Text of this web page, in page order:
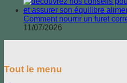
Comment nourrir un furet
11/07/2026
Tout le menu